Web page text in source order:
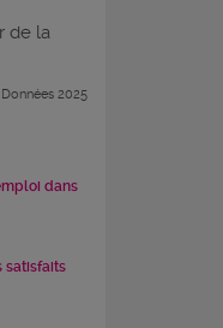
de la
Données 2025
dans
satisfaits